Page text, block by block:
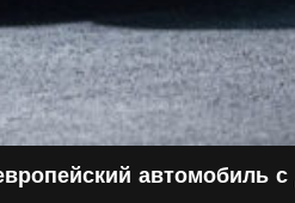
автомобиль